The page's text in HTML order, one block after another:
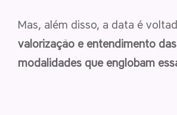
Mas, além disso, a data é
valorização e entendimento
modalidades que englobam